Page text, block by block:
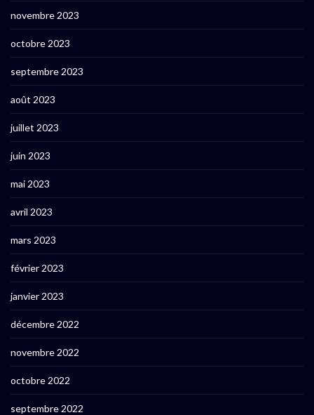
novembre 2023
octobre 2023
septembre 2023
août 2023
juillet 2023
juin 2023
mai 2023
avril 2023
mars 2023
février 2023
janvier 2023
décembre 2022
novembre 2022
octobre 2022
septembre 2022